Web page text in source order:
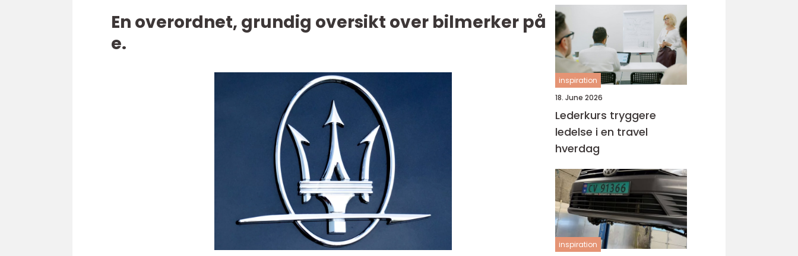
En overordnet, grundig oversikt over bilmerker på
e.
inspiration
18. June 2026
Lederkurs tryggere
ledelse i en travel
hverdag
inspiration